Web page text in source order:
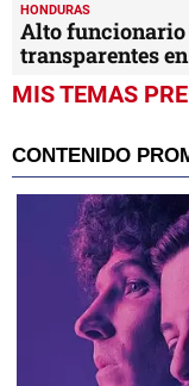
HONDURAS
Alto funcionario
transparentes
MIS TEMAS